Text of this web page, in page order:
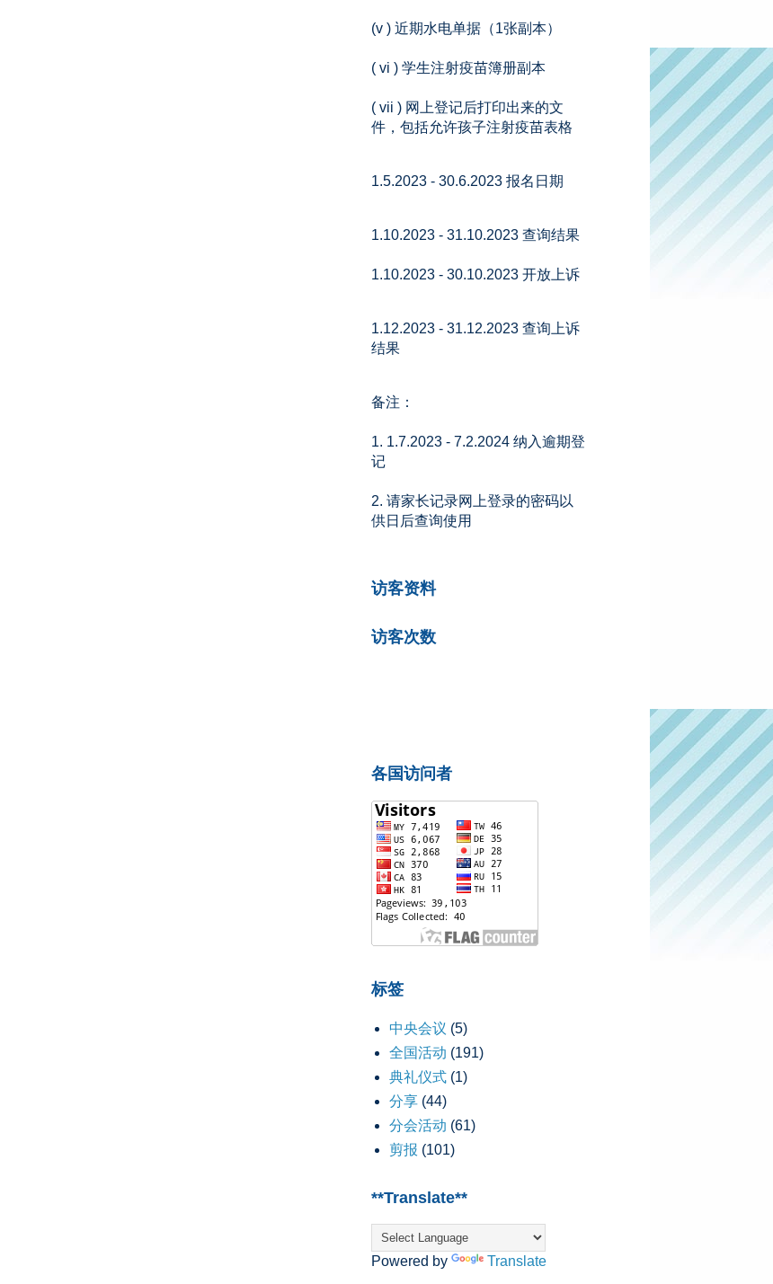
(v ) 近期水电单据（1张副本）
( vi ) 学生注射疫苗簿册副本
( vii ) 网上登记后打印出来的文
件，包括允许孩子注射疫苗表格
1.5.2023 - 30.6.2023 报名日期
1.10.2023 - 31.10.2023 查询结果
1.10.2023 - 30.10.2023 开放上诉
1.12.2023 - 31.12.2023 查询上诉
结果
备注：
1. 1.7.2023 - 7.2.2024 纳入逾期登
记
2. 请家长记录网上登录的密码以
供日后查询使用
访客资料
访客次数
各国访问者
标签
中央会议 (5)
全国活动 (191)
典礼仪式 (1)
分享 (44)
分会活动 (61)
剪报 (101)
**Translate**
Powered by Translate